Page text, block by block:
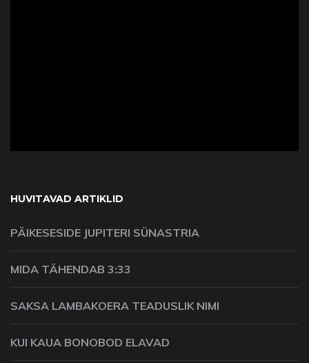
HUVITAVAD ARTIKLID
PÄIKESESIDE JUPITERI SÜNASTRIA
MIDA TÄHENDAB 3:33
SAKSA LAMBAKOERA TEADUSLIK NIMI
KUI KAUA BONOBOD ELAVAD